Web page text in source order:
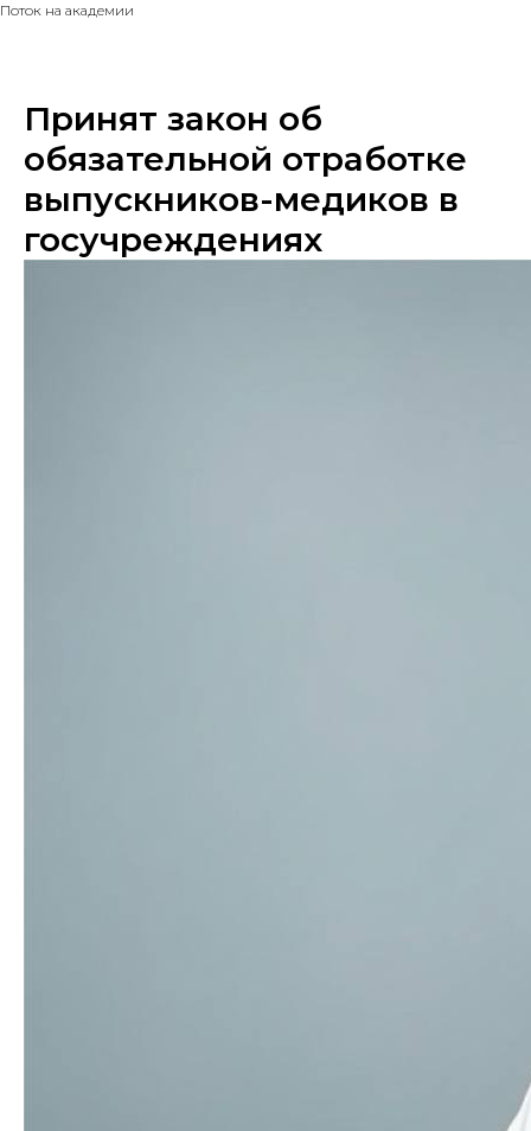
Поток на академии
Принят закон об
обязательной отработке
выпускников-медиков в
госучреждениях